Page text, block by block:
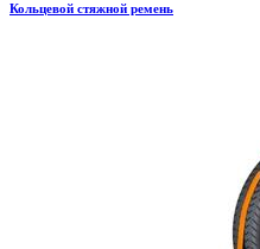
Кольцевой стяжной ремень